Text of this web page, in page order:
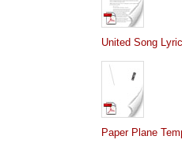
United Song
Paper Plane